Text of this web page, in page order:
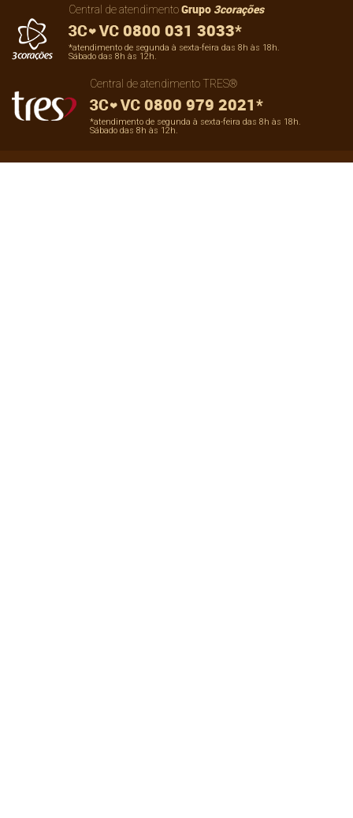
Central de atendimentoGrupo 3corações
0800 031 3033*
*atendimento de segunda à sexta-feira das 8h às 18h.
Sábado das 8h às 12h.
Central de atendimento TRES®
0800 979 2021*
*atendimento de segunda à sexta-feira das 8h às 18h.
Sábado das 8h às 12h.